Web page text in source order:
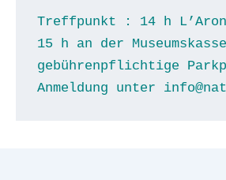
Treffpunkt : 14 h
15 h an der Museumskasse
gebührenpflichtige
Anmeldung unter